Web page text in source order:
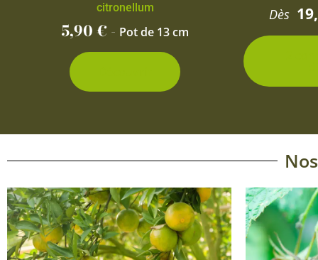
citronellum
5,90€ - Pot de 13 cm
Dès